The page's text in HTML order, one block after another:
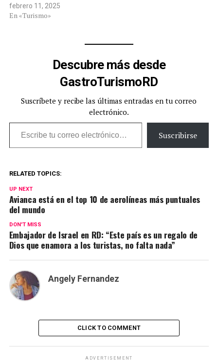
febrero 11, 2025
En «Turismo»
Descubre más desde
GastroTurismoRD
Suscríbete y recibe las últimas entradas en tu correo
electrónico.
Escribe tu correo electrónico…
Suscribirse
RELATED TOPICS:
UP NEXT
Avianca está en el top 10 de aerolíneas más puntuales
del mundo
DON'T MISS
Embajador de Israel en RD: “Este país es un regalo de
Dios que enamora a los turistas, no falta nada”
Angely Fernandez
CLICK TO COMMENT
ADVERTISEMENT